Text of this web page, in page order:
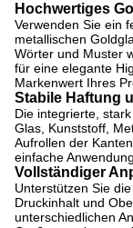
Hochwertiges
Verwenden Sie ein
metallischen
Wörter und Muster
für eine elegante
Markenwert Ihres
Stabile Haftung
Die integrierte,
Glas, Kunststoff,
Aufrollen der
einfache
Vollständiger
Unterstützen Sie
Druckinhalt und
unterschiedlichen